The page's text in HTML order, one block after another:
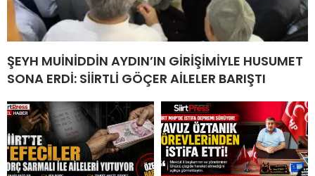
ŞEYH MUİNİDDİN AYDIN’IN GİRİŞİMİYLE HUSUMET
SONA ERDİ: SİİRTLİ GÖÇER AİLELER BARIŞTI